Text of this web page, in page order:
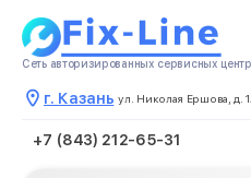
Сеть авторизированных сервисных
г. Казань ул. Николая Ершова, д.
+7 (843) 212-65-31